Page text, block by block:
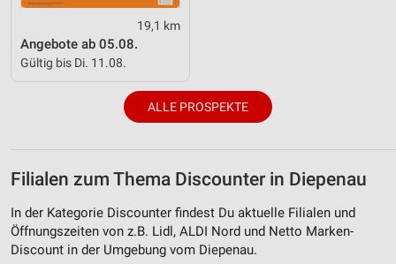
19,1 km
Angebote ab 05.08.
Gültig bis Di. 11.08.
ALLE PROSPEKTE
Filialen zum Thema Discounter in Diepenau
In der Kategorie Discounter findest Du aktuelle Filialen und
Öffnungszeiten von z.B. Lidl, ALDI Nord und Netto Marken-
Discount in der Umgebung vom Diepenau.